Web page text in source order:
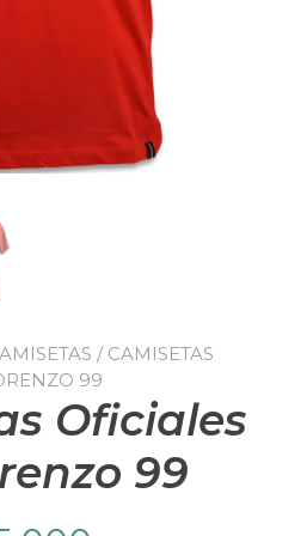
/ CAMISETAS
99
Oficiales
99